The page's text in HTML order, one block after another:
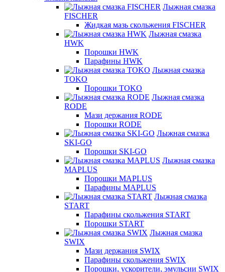
Лыжная смазка
FISCHER
Жидкая мазь скольжения FISCHER
Лыжная смазка
HWK
Порошки HWK
Парафины HWK
Лыжная смазка
TOKO
Порошки TOKO
Лыжная смазка
RODE
Мази держания RODE
Порошки RODE
Лыжная смазка
SKI-GO
Порошки SKI-GO
Лыжная смазка
MAPLUS
Порошки MAPLUS
Парафины MAPLUS
Лыжная смазка
START
Парафины скольжения START
Порошки START
Лыжная смазка
SWIX
Мази держания SWIX
Парафины скольжения SWIX
Порошки, ускорители, эмульсии SWIX